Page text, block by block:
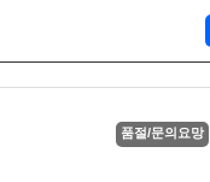
품절/문의요망